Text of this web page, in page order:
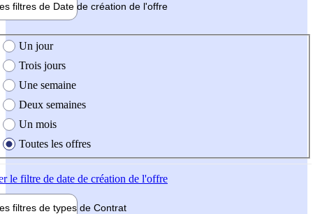
filtres de Date de création de l'offre
création de l'offre
Un jour
Trois jours
Une semaine
Deux semaines
Un mois
Toutes les offres
le filtre de date de création de l'offre
filtres de types de Contrat